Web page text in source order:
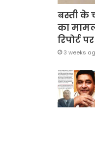
बस्ती के
का
रिपोर्ट
3 weeks